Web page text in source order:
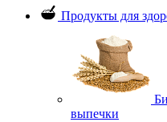
Продукты для
выпечки